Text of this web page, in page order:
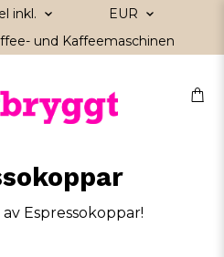
inkl.
EUR
und Kaffeemaschinen
Espressokoppar!